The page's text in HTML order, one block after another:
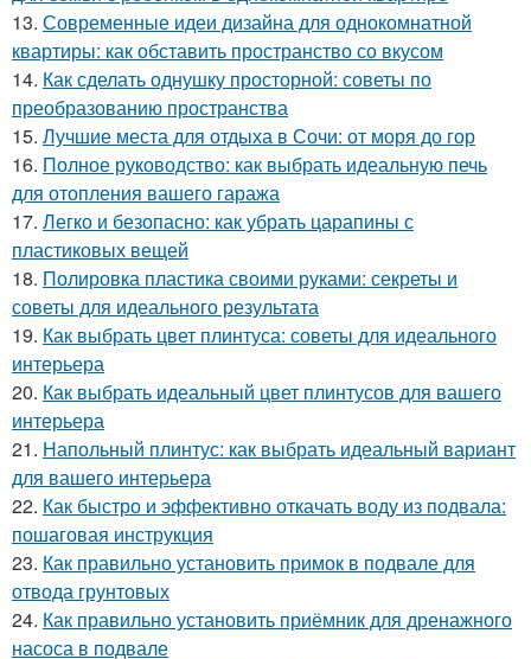
13. Современные идеи дизайна для однокомнатной
квартиры: как обставить пространство со вкусом
14. Как сделать однушку просторной: советы по
преобразованию пространства
15. Лучшие места для отдыха в Сочи: от моря до гор
16. Полное руководство: как выбрать идеальную печь
для отопления вашего гаража
17. Легко и безопасно: как убрать царапины с
пластиковых вещей
18. Полировка пластика своими руками: секреты и
советы для идеального результата
19. Как выбрать цвет плинтуса: советы для идеального
интерьера
20. Как выбрать идеальный цвет плинтусов для вашего
интерьера
21. Напольный плинтус: как выбрать идеальный вариант
для вашего интерьера
22. Как быстро и эффективно откачать воду из подвала:
пошаговая инструкция
23. Как правильно установить примок в подвале для
отвода грунтовых
24. Как правильно установить приёмник для дренажного
насоса в подвале